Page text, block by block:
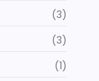
(3)
(3)
(1)